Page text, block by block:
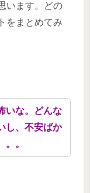
います。どの
をまとめてみ
いな。どんな
し、不安ばか
。。